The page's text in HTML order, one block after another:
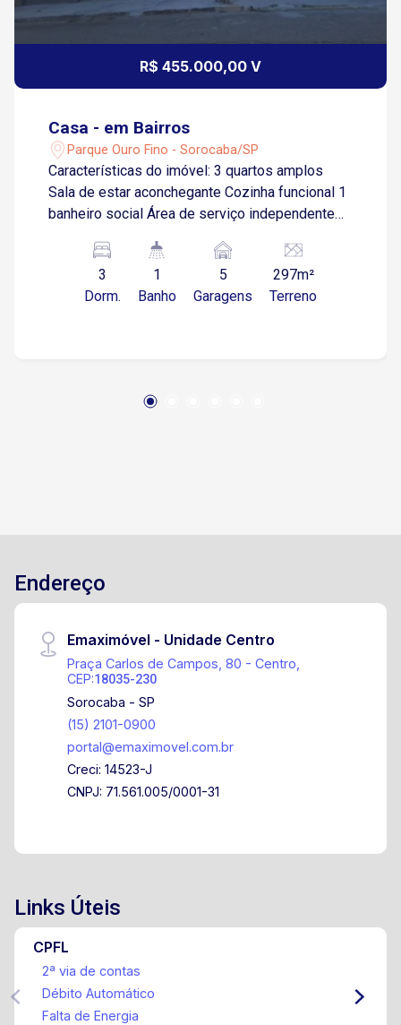
R$ 455.000,00 V
Casa - em Bairros
Parque Ouro Fino - Sorocaba/SP
Características do imóvel: 3 quartos amplos
Sala de estar aconchegante Cozinha funcional 1
banheiro social Área de serviço independente
descobertas Localização privilegiada: Fácil
acesso às principais vias da região, como:
Avenida Elias Maluf Avenida Santa Cruz Avenida
Agende agora mesmo sua visita, e encante-se
3
Dorm.
1
Banho
5
Garagens
297m²
Terreno
Endereço
Emaximóvel - Unidade Centro
Praça Carlos de Campos, 80 - Centro,
CEP:18035-230
Sorocaba - SP
(15) 2101-0900
portal@emaximovel.com.br
Creci: 14523-J
CNPJ: 71.561.005/0001-31
Links Úteis
CPFL
2ª via de contas
Débito Automático
Falta de Energia